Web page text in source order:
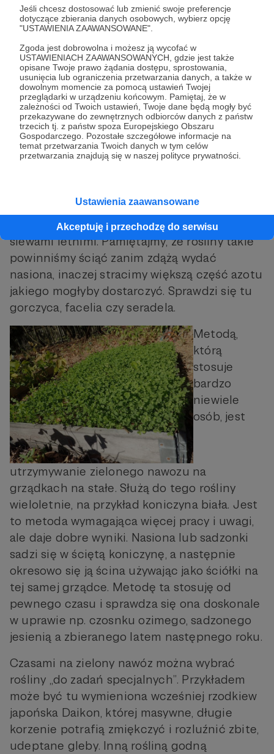
Jeśli chcesz dostosować lub zmienić swoje preferencje
dotyczące zbierania danych osobowych, wybierz opcję
"USTAWIENIA ZAAWANSOWANE".
Zgoda jest dobrowolna i możesz ją wycofać w
USTAWIENIACH ZAAWANSOWANYCH, gdzie jest także
opisane Twoje prawo żądania dostępu, sprostowania,
usunięcia lub ograniczenia przetwarzania danych, a także w
dowolnym momencie za pomocą ustawień Twojej
przeglądarki w urządzeniu końcowym. Pamiętaj, że w
zależności od Twoich ustawień, Twoje dane będą mogły być
przekazywane do zewnętrznych odbiorców danych z państw
trzecich tj. z państw spoza Europejskiego Obszaru
Gospodarczego. Pozostałe szczegółowe informacje na
temat przetwarzania Twoich danych w tym celów
przetwarzania znajdują się w naszej polityce prywatności.
Ustawienia zaawansowane
Akceptuję i przechodzę do serwisu
najlepiej spełnia żyto ozime. Zimę w naszych
warunkach przetrwa również wyka kosmata.
Czasami jednak postępujemy inaczej –
siejemy rośliny które mróz zabije, po to, aby
nowy sezon wiosną zaczynać z „czystą”
grządką. W mojej opinii ten sposób jest mniej
efektywny, ale również godny polecenia.
Istnieją rośliny na zielony nawóz wschodzące
dowolnej porze roku poza zimą, na przykład w
przerwie między plonami wiosennymi a
siewami letnimi. Pamiętajmy, że rośliny takie
powinniśmy ściąć zanim zdążą wydać
nasiona, inaczej stracimy większą część azotu
jakiego mogłyby dostarczyć. Sprawdzi się tu
gorczyca, facelia czy seradela.
Metodą,
którą
stosuje
bardzo
niewiele
osób, jest
utrzymywanie zielonego nawozu na
grządkach na stałe. Służą do tego rośliny
wieloletnie, na przykład koniczyna biała. Jest
to metoda wymagająca więcej pracy i uwagi,
ale daje dobre wyniki. Nasiona lub sadzonki
sadzi się w ściętą koniczynę, a następnie
okresowo się ją ścina używając jako ściółki na
tej samej grządce. Metodę ta stosuję od
pewnego czasu i sprawdza się ona doskonale
w uprawie np. czosnku ozimego, sadzonego
jesienią a zbieranego latem następnego roku.
Czasami na zielony nawóz można wybrać
rośliny „do zadań specjalnych”. Przykładem
może być tu wymieniona wcześniej rzodkiew
japońska Daikon, której masywne, długie
korzenie potrafią zmiękczyć i rozluźnić zbite,
udeptane gleby. Inną rośliną godną